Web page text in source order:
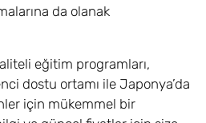
da olanak
eğitim programları,
dostu ortamı ile Japonya’da
için mükemmel bir